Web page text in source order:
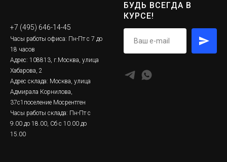
+7 (495) 646-14-45
Часы работы офиса: Пн-Пт с 7 до
18 часов
Адрес: 108813, г.Москва, улица
Хабарова, 2
Адрес склада: Москва, улица
Адмирала Корнилова,
37с1поселение Мосрентген
Часы работы склада: Пн-Пт с
9.00 до 18.00, Сб с 10.00 до
15.00
БУДЬ ВСЕГДА В
КУРСЕ!